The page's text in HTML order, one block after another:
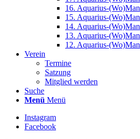
16. Aquarius-(Wo)Man
15. Aquarius-(Wo)Man
14. Aquarius-(Wo)Man
13. Aquarius-(Wo)Man
12. Aquarius-(Wo)Man
Verein
Termine
Satzung
Mitglied werden
Suche
Menü Menü
Instagram
Facebook